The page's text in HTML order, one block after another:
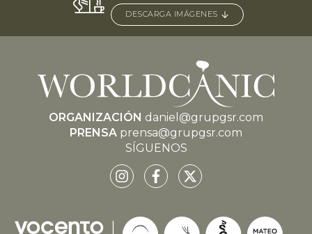
DESCARGA IMÁGENES
ORGANIZACIÓN daniel@grupgsr.com
PRENSA prensa@grupgsr.com
SÍGUENOS